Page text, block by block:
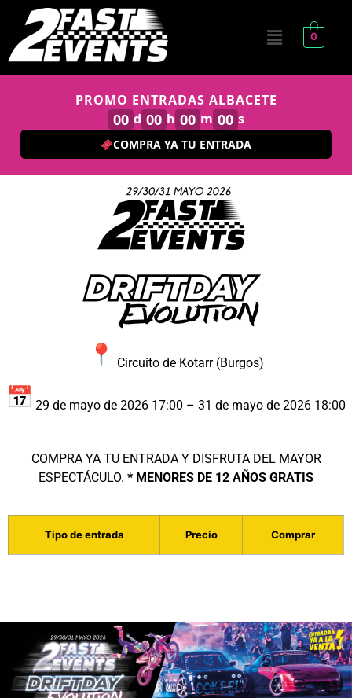
0
PROMO ENTRADAS ALBACETE
00 d 00 h 00 m 00 s
COMPRA YA TU ENTRADA
Circuito de Kotarr (Burgos)
29 de mayo de 2026 17:00 – 31 de mayo de 2026 18:00
COMPRA YA TU ENTRADA Y DISFRUTA DEL MAYOR
ESPECTÁCULO. * MENORES DE 12 AÑOS GRATIS
Tipo de entrada Precio Comprar